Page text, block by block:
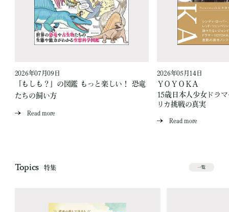
2026年07月09日
「もしも？」の図鑑 もっと楽しい！ 恐竜
たちの飼い方
Read more
2026年05月14日
ＹＯＹＯＫＡ
15歳日本人少女ドラ
リカ挑戦の真実
Read more
Topics 特集 一覧